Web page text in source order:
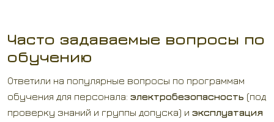
Часто задаваемые вопросы по
обучению
Ответили на популярные вопросы по программам
обучения для персонала: электробезопасность (под
проверку знаний и группы допуска) и эксплуатация